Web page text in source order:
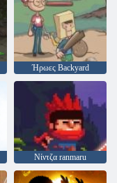
Ήρωες Backyard
Νίντζα ranmaru